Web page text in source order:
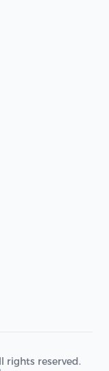
rights reserved.